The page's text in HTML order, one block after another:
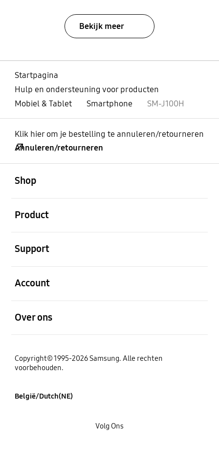
Bekijk meer
Startpagina
Hulp en ondersteuning voor producten
Mobiel & Tablet
Smartphone SM-J100H
Klik hier om je bestelling te annuleren/retourneren
Annuleren/retourneren
Shop
Product
Support
Account
Over ons
Copyright© 1995-2026 Samsung. Alle rechten
voorbehouden.
België/Dutch(NE)
Volg Ons